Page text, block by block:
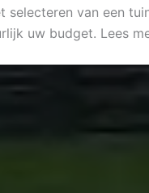
selecteren van een
uw budget. Lees